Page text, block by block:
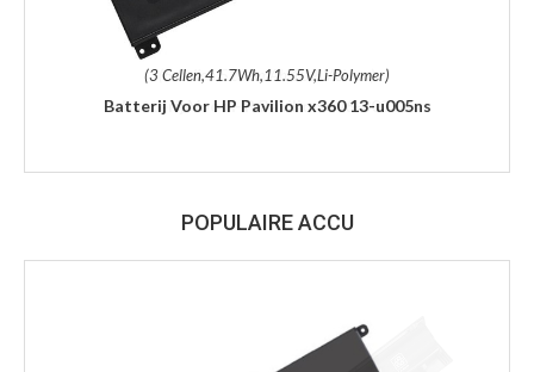
(3 Cellen,41.7Wh,11.55V,Li-Polymer)
Batterij Voor HP Pavilion x360 13-u005ns
POPULAIRE ACCU